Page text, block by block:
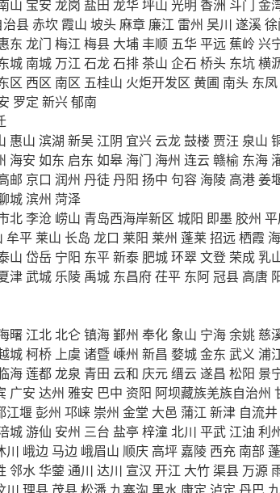
山 宝安 龙岗 盐田 龙华坪山 光明 香洲 斗门 金
县赤坎 霞山 坡头麻章 廉江 雷州 吴川 遂溪
东 龙门 梅江 梅县 大埔丰顺 五华平远 蕉岭 兴
城 南城 万江 石龙石排茶山 企石 桥头 东坑横
区 西区 南区 五桂山 火炬开发区 黄圃 南头 东凤
罗定 新兴郁南
惠山 滨湖 新吴 江阴 宜兴 云龙鼓楼 贾汪 泉山
海安 如东 启东 如皋 海门 海州 连云赣榆 东海
邮 京口 润州 丹徒丹阳 扬中 句容 海陵 高港姜
城滨州 菏泽
北李沧 崂山 青岛西海岸新区 城阳 即墨 胶州
牟平 莱山 长岛 龙口 莱阳 莱州 蓬莱招远 栖霞
山 岱岳 宁阳 东平新泰 肥城环翠文登 荣成乳
津武城 乐陵 禹城 东昌府茌平 东阿冠县 高唐
曙 江北北仑镇海鄞州 奉化 象山 宁海余姚 慈
城柯桥 上虞 诸暨 嵊州 新昌 婺城金东 武义 浦
海莲都龙泉 青田 云和 庆元缙云遂昌 松阳 景
广安 达州 雅安 巴中 资阳 阿坝藏族羌族自治州
江堰彭州 邛崃 崇州 金堂 大邑 蒲江 新津 自流井
城游仙 安州 三台 盐亭 梓潼北川 平武 江油 利
川 峨边 马边 峨眉山 顺庆 高坪 嘉陵 西充 南部
邻水华蓥 通川 达川 宣汉 开江 大竹 渠县 万源
川 理县 茂县松潘 九寨沟 黑水 康定 泸定 丹巴